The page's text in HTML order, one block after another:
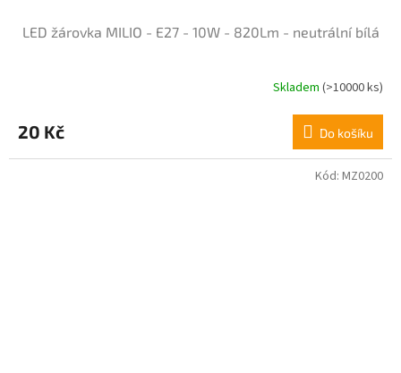
LED žárovka MILIO - E27 - 10W - 820Lm - neutrální bílá
produktu
je
5,0
Skladem(>10000 ks)
20 Kč Do košíku
Kód: MZ0200